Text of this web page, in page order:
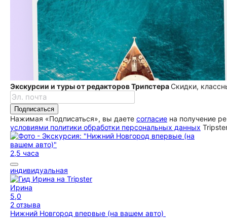
Экскурсии и туры от редакторов ТрипстераСкидки,
Подписаться
Нажимая «Подписаться», вы даете согласие на получение
условиями политики обработки персональных данных
2,5 часа
индивидуальная
Ирина
5,0
2 отзыва
Нижний Новгород впервые (на вашем авто)